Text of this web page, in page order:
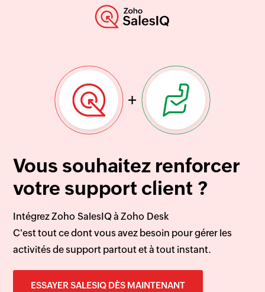
+
Vous souhaitez renforcer
votre support client ?
Intégrez Zoho SalesIQ à Zoho Desk
C'est tout ce dont vous avez besoin pour gérer les
activités de support partout et à tout instant.
ESSAYER SALESIQ DÈS MAINTENANT